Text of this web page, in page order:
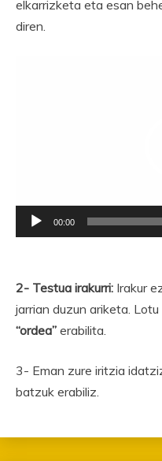
elkarrizketa eta esan
diren.
00:00
2- Testua irakurri: Irakur
jarrian duzun ariketa.
“ordea” erabilita.
3- Eman zure iritzia
batzuk erabiliz.